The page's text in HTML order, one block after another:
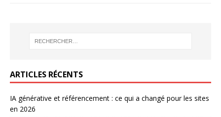
ARTICLES RÉCENTS
IA générative et référencement : ce qui a changé pour les sites
en 2026